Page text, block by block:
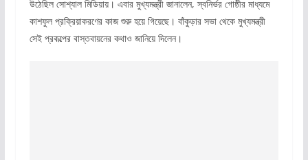
উঠেছিল সোশ্যাল মিডিয়ায়। এবার মুখ্যমন্ত্রী জানালেন, স্বনির্ভর গোষ্ঠীর মাধ্যমে
কাশফুল প্রক্রিয়াকরণের কাজ শুরু হয়ে গিয়েছে। বাঁকুড়ার সভা থেকে মুখ্যমন্ত্রী
সেই প্রকল্পের বাস্তবায়নের কথাও জানিয়ে দিলেন।